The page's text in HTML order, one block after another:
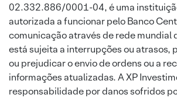
02.332.886/0001-04, é uma
autorizada a funcionar pelo Banco
comunicação através de rede mundial
está sujeita a interrupções ou atrasos,
ou prejudicar o envio de ordens ou a
informações atualizadas. A XP
responsabilidade por danos sofridos